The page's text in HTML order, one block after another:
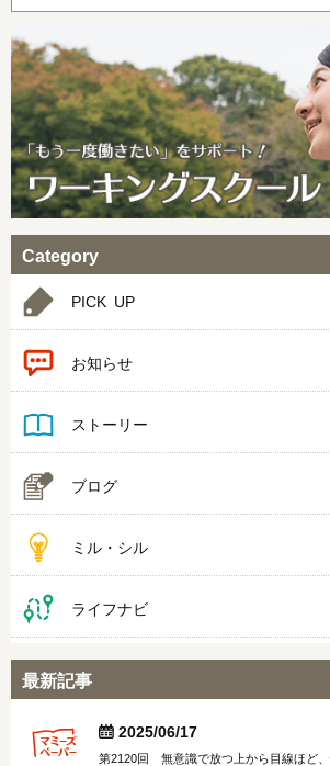
Category
PICK UP
お知らせ
ストーリー
ブログ
ミル・シル
ライフナビ
最新記事
  2025/06/17
第2120回 無意識で放つ上から目線ほど